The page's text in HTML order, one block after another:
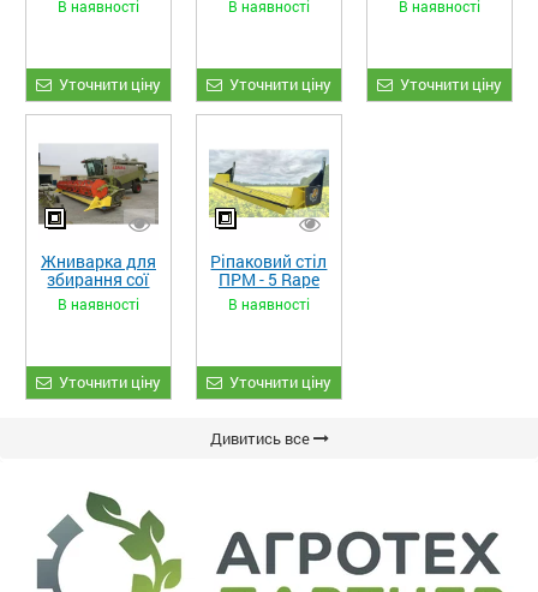
В наявності
Уточнити ціну
В наявності
Уточнити ціну
ЖКИ-870
В наявності
Уточнити ціну
Жниварка для
збирання сої
та гороху
«ETTARO»
В наявності
Уточнити ціну
Ріпаковий стіл
ПРМ - 5 Rape
Fiore
В наявності
Уточнити ціну
Дивитись все